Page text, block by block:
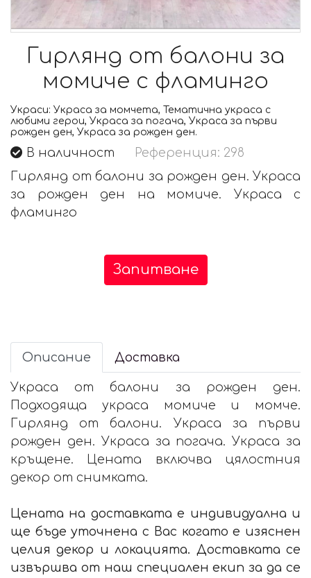
Гирлянд от балони за
момиче с фламинго
Украси: Украса за момчета, Тематична украса с
любими герои, Украса за погача, Украса за първи
рожден ден, Украса за рожден ден.
В наличност
Референция: 298
Гирлянд от балони за рожден ден. Украса
за рожден ден на момиче. Украса с
фламинго
Запитване
Описание Доставка
Украса от балони за рожден ден.
Подходяща украса момиче и момче.
Гирлянд от балони. Украса за първи
рожден ден. Украса за погача. Украса за
кръщене. Цената включва цялостния
декор от снимката.
Цената на доставката е индивидуална и
ще бъде уточнена с Вас когато е изяснен
целия декор и локацията. Доставката се
извършва от наш специален екип за да се